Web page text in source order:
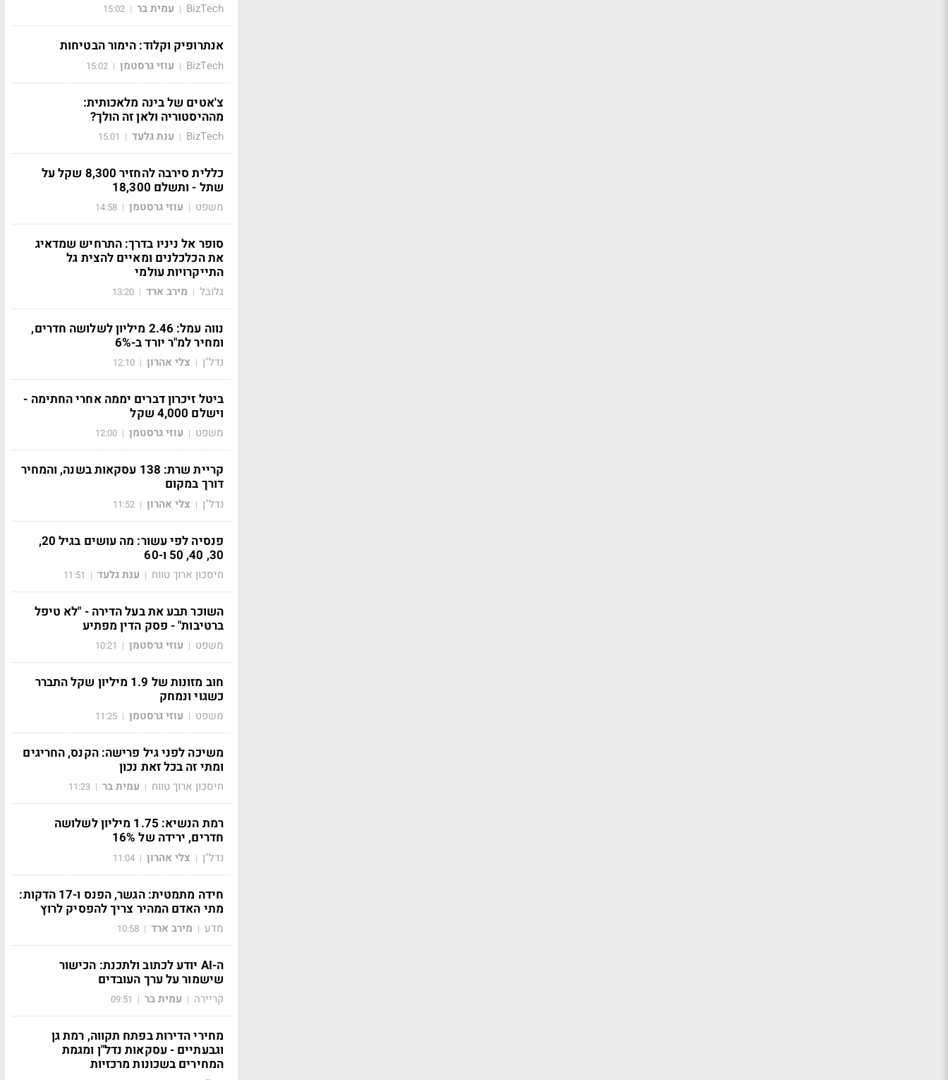
BizTech
| עמית בר |
15:02
אנתרופיק וקלוד: הימור הבטיחות
BizTech
| עוזי גרסטמן |
15:02
צ'אטים של בינה מלאכותית:
מההיסטוריה ולאן זה הולך?
BizTech
| ענת גלעד |
15:01
כללית סירבה להחזיר 8,300 שקל על
שתל - ותשלם 18,300
משפט | עוזי גרסטמן |
14:58
סופר אל ניניו בדרך: התרחיש שמדאיג
את הכלכלנים ומאיים להצית גל
התייקרויות עולמי
גלובל | מירב ארד |
13:20
נווה עמל: 2.46 מיליון לשלושה חדרים,
ומחיר למ"ר יורד ב-6%
נדל"ן | צלי אהרון |
12:10
ביטל זיכרון דברים יממה אחרי החתימה -
וישלם 4,000 שקל
משפט | עוזי גרסטמן |
12:00
קריית שרת: 138 עסקאות בשנה, והמחיר
דורך במקום
נדל"ן | צלי אהרון |
11:52
פנסיה לפי עשור: מה עושים בגיל 20,
30, 40, 50 ו-60
חיסכון ארוך טווח | ענת גלעד |
11:51
השוכר תבע את בעל הדירה - "לא טיפל
ברטיבות" - פסק הדין מפתיע
משפט | עוזי גרסטמן |
10:21
חוב מזונות של 1.9 מיליון שקל התברר
כשגוי ונמחק
משפט | עוזי גרסטמן |
11:25
משיכה לפני גיל פרישה: הקנס, החריגים
ומתי זה בכל זאת נכון
חיסכון ארוך טווח | עמית בר |
11:23
רמת הנשיא: 1.75 מיליון לשלושה
חדרים, ירידה של 16%
נדל"ן | צלי אהרון |
11:04
חידה מתמטית: הגשר, הפנס ו-17 הדקות:
מתי האדם המהיר צריך להפסיק לרוץ
מדע | מירב ארד |
10:58
ה-AI יודע לכתוב ולתכנת: הכישור
שישמור על ערך העובדים
קריירה | עמית בר |
09:51
מחירי הדירות בפתח תקווה, רמת גן
וגבעתיים - עסקאות נדל"ן ומגמת
המחירים בשכונות מרכזיות